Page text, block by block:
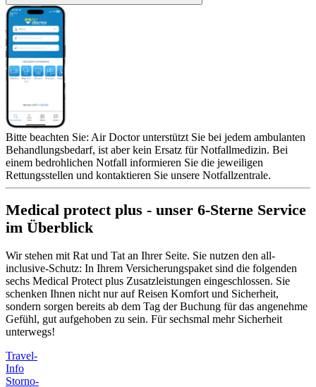
Bitte beachten Sie: Air Doctor unterstützt Sie bei jedem ambulanten
Behandlungsbedarf, ist aber kein Ersatz für Notfallmedizin. Bei
einem bedrohlichen Notfall informieren Sie die jeweiligen
Rettungsstellen und kontaktieren Sie unsere Notfallzentrale.
Medical protect plus - unser 6-Sterne Service
im Überblick
Wir stehen mit Rat und Tat an Ihrer Seite. Sie nutzen den all-
inclusive-Schutz: In Ihrem Versicherungspaket sind die folgenden
sechs Medical Protect plus Zusatzleistungen eingeschlossen. Sie
schenken Ihnen nicht nur auf Reisen Komfort und Sicherheit,
sondern sorgen bereits ab dem Tag der Buchung für das angenehme
Gefühl, gut aufgehoben zu sein. Für sechsmal mehr Sicherheit
unterwegs!
Travel-
Info
Storno-